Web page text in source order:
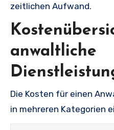
zeitlichen Aufwand.
anwaltliche
Die Kosten für einen
in mehreren Kategorien